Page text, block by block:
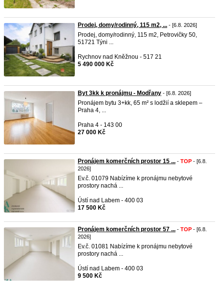
Prodej, domy/rodinný, 115 m2, ... - [6.8. 2026]
Prodej, domy/rodinný, 115 m2, Petrovičky 50,
51721 Týni ...
Rychnov nad Kněžnou - 517 21
5 490 000 Kč
Byt 3kk k pronájmu - Modřany - [6.8. 2026]
Pronájem bytu 3+kk, 65 m² s lodžií a sklepem –
Praha 4, ...
Praha 4 - 143 00
27 000 Kč
Pronájem komerčních prostor 15 ... - TOP - [6.8.
2026]
Ev.č. 01079 Nabízíme k pronájmu nebytové
prostory nachá ...
Ústí nad Labem - 400 03
17 500 Kč
Pronájem komerčních prostor 57 ... - TOP - [6.8.
2026]
Ev.č. 01081 Nabízíme k pronájmu nebytové
prostory nachá ...
Ústí nad Labem - 400 03
9 500 Kč